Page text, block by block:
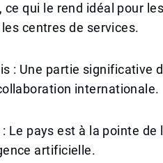
qui le rend idéal pour
centres de services.
: Une partie significative
internationale.
pays est à la pointe de
artificielle.